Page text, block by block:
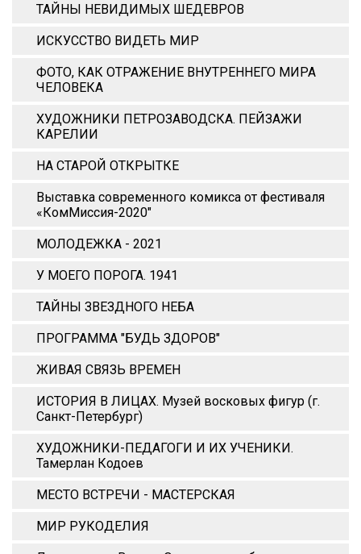
ТАЙНЫ НЕВИДИМЫХ ШЕДЕВРОВ
ИСКУССТВО ВИДЕТЬ МИР
ФОТО, КАК ОТРАЖЕНИЕ ВНУТРЕННЕГО МИРА
ЧЕЛОВЕКА
ХУДОЖНИКИ ПЕТРОЗАВОДСКА. ПЕЙЗАЖИ
КАРЕЛИИ
НА СТАРОЙ ОТКРЫТКЕ
Выставка современного комикса от фестиваля
«КомМиссия-2020"
МОЛОДЕЖКА - 2021
У МОЕГО ПОРОГА. 1941
ТАЙНЫ ЗВЕЗДНОГО НЕБА
ПРОГРАММА "БУДЬ ЗДОРОВ"
ЖИВАЯ СВЯЗЬ ВРЕМЕН
ИСТОРИЯ В ЛИЦАХ. Музей восковых фигур (г.
Санкт-Петербург)
ХУДОЖНИКИ-ПЕДАГОГИ И ИХ УЧЕНИКИ.
Тамерлан Кодоев
МЕСТО ВСТРЕЧИ - МАСТЕРСКАЯ
МИР РУКОДЕЛИЯ